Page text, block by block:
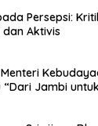
Persepsi:
Aktivis
Jambi